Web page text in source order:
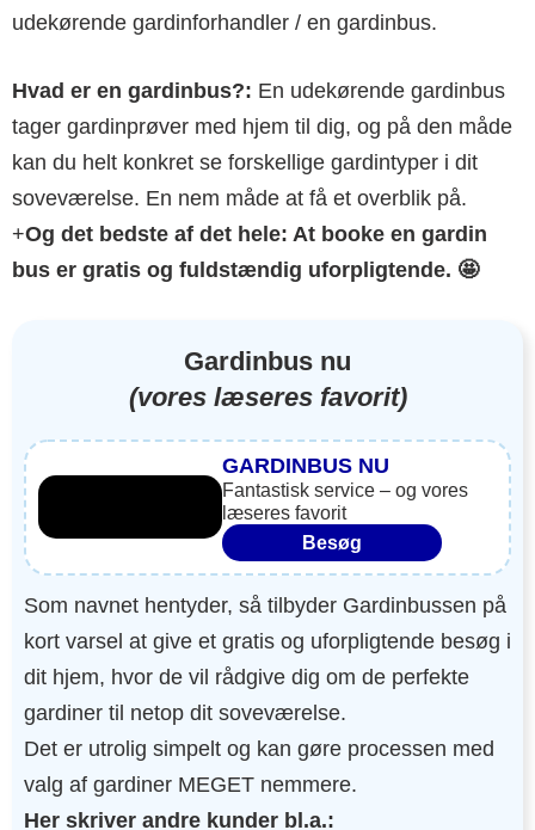
udekørende gardinforhandler / en gardinbus.
Hvad er en gardinbus?: En udekørende gardinbus
tager gardinprøver med hjem til dig, og på den måde
kan du helt konkret se forskellige gardintyper i dit
soveværelse. En nem måde at få et overblik på.
+Og det bedste af det hele: At booke en gardin
bus er gratis og fuldstændig uforpligtende. 🤩
Gardinbus nu
(vores læseres favorit)
GARDINBUS NU
Fantastisk service – og vores
læseres favorit
Besøg
Som navnet hentyder, så tilbyder Gardinbussen på
kort varsel at give et gratis og uforpligtende besøg i
dit hjem, hvor de vil rådgive dig om de perfekte
gardiner til netop dit soveværelse.
Det er utrolig simpelt og kan gøre processen med
valg af gardiner MEGET nemmere.
Her skriver andre kunder bl.a.: